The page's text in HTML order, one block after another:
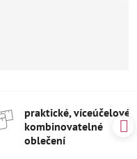
praktické, víceúčelové
kombinovatelné
oblečení